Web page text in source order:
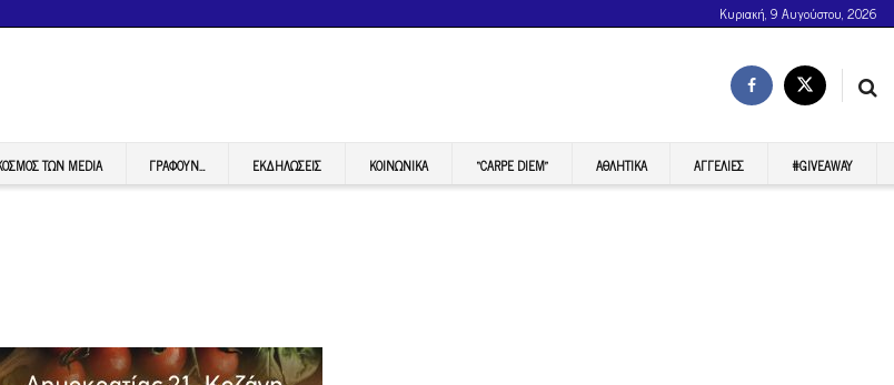
Κυριακή, 9 Αυγούστου, 2026
ΤΩΝ MEDIA ΓΡΆΦΟΥΝ… ΕΚΔΗΛΏΣΕΙΣ ΚΟΙΝΩΝΙΚΆ “CARPE DIEM” ΑΘΛΗΤΙΚΆ ΑΓΓΕΛΊΕΣ #GIVEAWAY